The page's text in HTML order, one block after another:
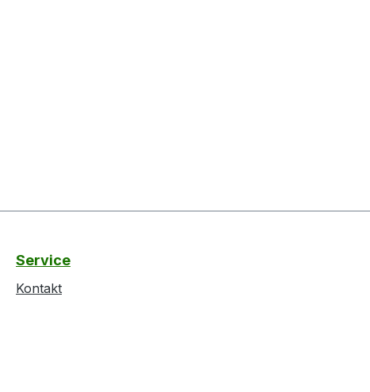
Service
Kontakt